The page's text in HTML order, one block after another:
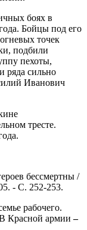
боях в
Бойцы под его
точек
подбили
пехоты,
ряда сильно
Иванович
тресте.
бессмертны /
- С. 252-253.
рабочего.
В Красной армии–